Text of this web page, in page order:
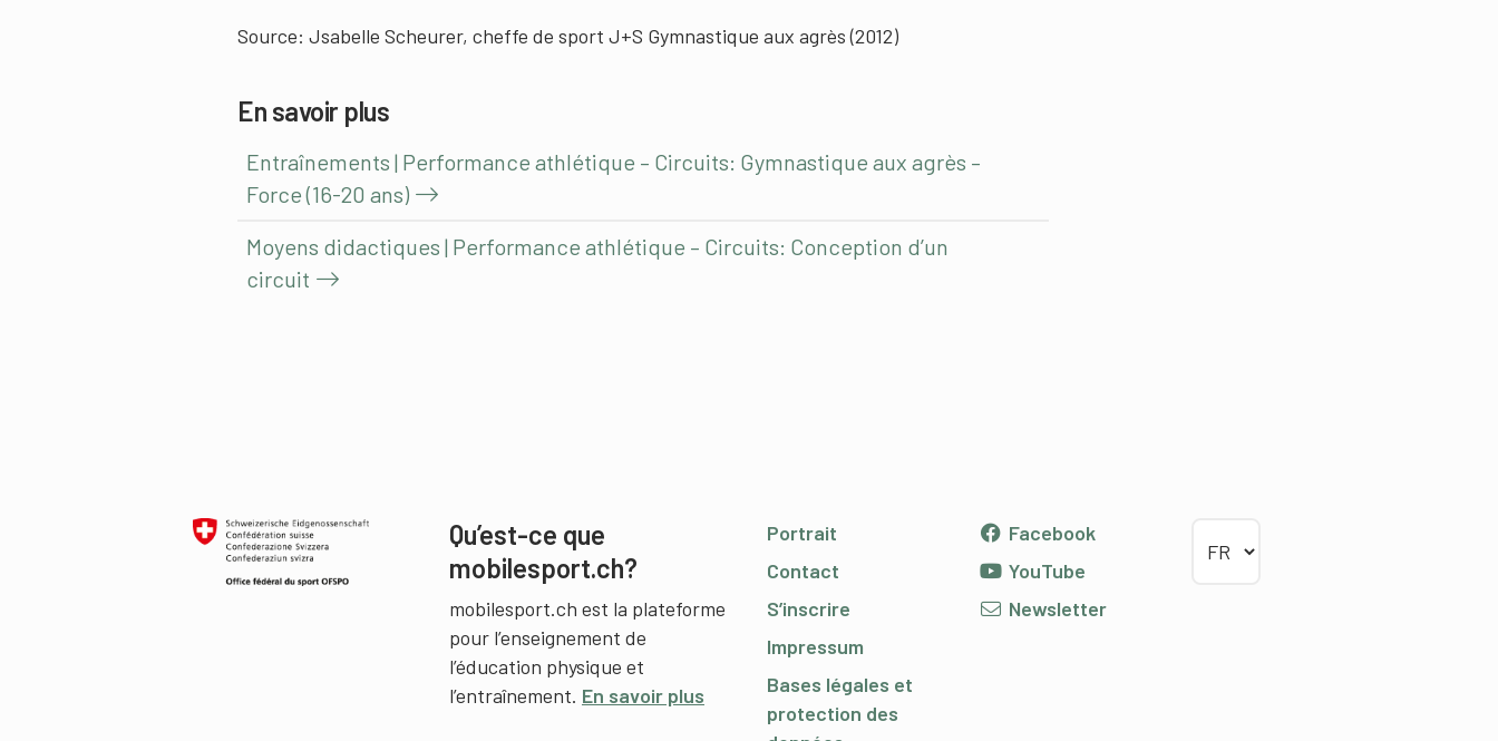
Source: Jsabelle Scheurer, cheffe de sport J+S Gymnastique aux agrès (2012)
En savoir plus
Entraînements | Performance athlétique – Circuits: Gymnastique aux agrès –
Force (16-20 ans)
Moyens didactiques | Performance athlétique – Circuits: Conception d’un
circuit
Qu’est-ce que
mobilesport.ch?
mobilesport.ch est la plateforme
pour l’enseignement de
l’éducation physique et
l’entraînement. En savoir plus
Portrait
Contact
S’inscrire
Impressum
Bases légales et
protection des
Facebook
YouTube
Newsletter